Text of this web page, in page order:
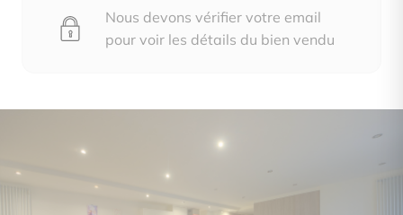
Nous devons vérifier votre email
pour voir les détails du bien vendu